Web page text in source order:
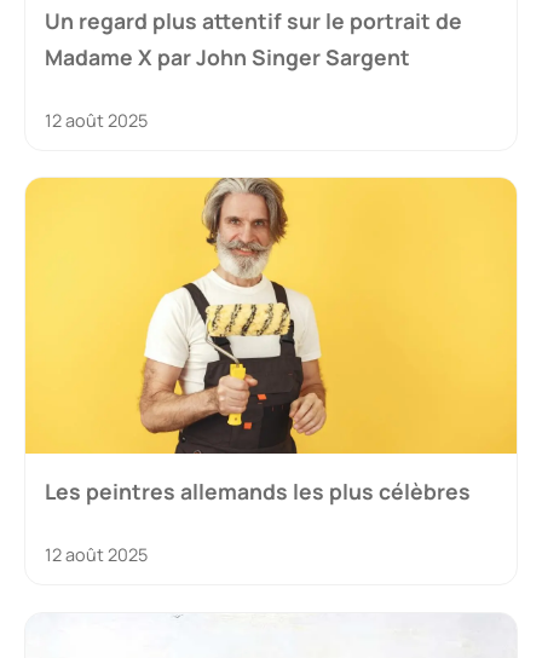
Un regard plus attentif sur le portrait de
Madame X par John Singer Sargent
12 août 2025
Les peintres allemands les plus célèbres
12 août 2025